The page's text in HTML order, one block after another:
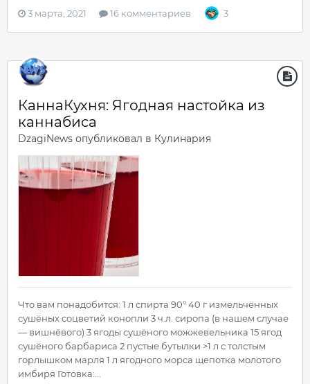
3 марта, 2021 16 комментариев 3
КаннаКухня: Ягодная настойка из
каннабиса
DzagiNews опубликовал в Кулинария
Что вам понадобится: 1 л спирта 90° 40 г измельчённых
сушёных соцветий конопли 3 ч.л. сиропа (в нашем случае
— вишнёвого) 3 ягоды сушёного можжевельника 15 ягод
сушёного барбариса 2 пустые бутылки >1 л с толстым
горлышком марля 1 л ягодного морса щепотка молотого
имбиря Готовка:...